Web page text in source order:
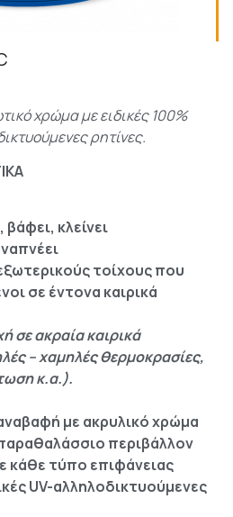
χρώμα με ειδικές 100%
ρητίνες.
κλείνει
τοίχους που
σε έντονα καιρικά
σε ακραία καιρικά
– χαμηλές θερμοκρασίες,
κ.α.).
με ακρυλικό χρώμα
περιβάλλον
κάθε τύπο επιφάνειας
UV-αλληλοδικτυούμενες